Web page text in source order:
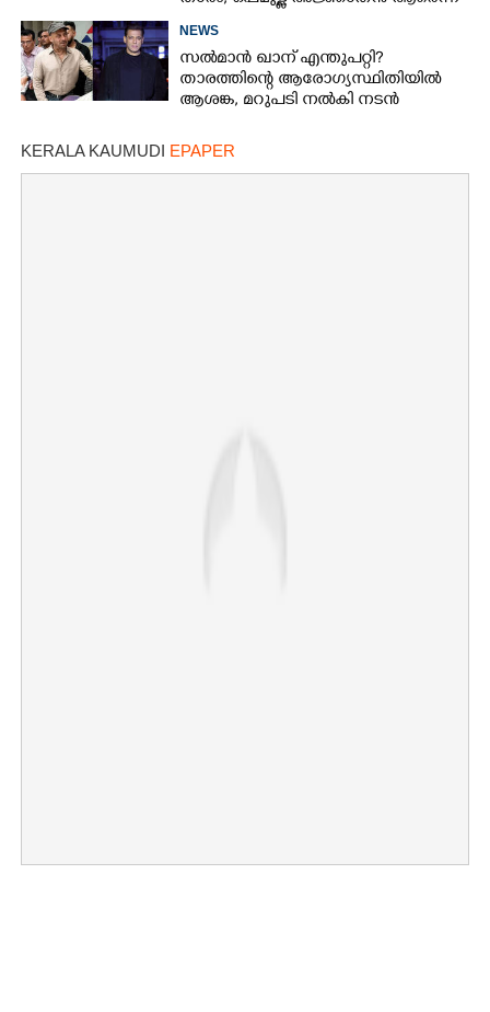
NEWS
സൽമാൻ ഖാന് എന്തുപറ്റി?
താരത്തിന്റെ ആരോഗ്യസ്ഥിതിയിൽ
ആശങ്ക, മറുപടി നൽകി നടൻ
KERALA KAUMUDI EPAPER